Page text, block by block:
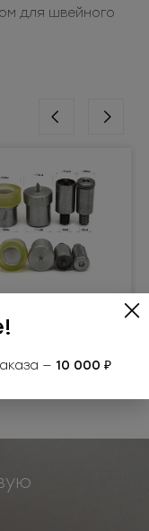
для швейного
на кнопку
(15мм)
— 10 000 ₽